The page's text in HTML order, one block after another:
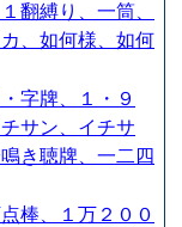
翻縛り、一筒、
、如何様、如何
字牌、１・９
サン、イチサ
き聴牌、一二四
棒、１万２００